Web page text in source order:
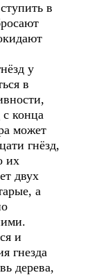
в
у
в
конца
может
гнёзд,
их
двух
а
и
гнезда
дерева,